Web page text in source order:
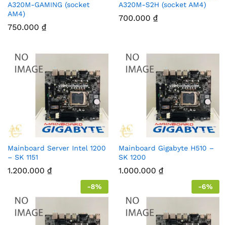
A320M-GAMING (socket
AM4)
750.000 ₫
A320M-S2H (socket AM4)
700.000 ₫
Mainboard Server Intel 1200
– SK 1151
1.200.000 ₫
Mainboard Gigabyte H510 –
SK 1200
1.000.000 ₫
-8% -6%